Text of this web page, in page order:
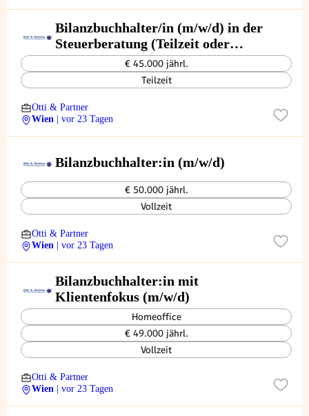
Bilanzbuchhalter/in (m/w/d) in der
Steuerberatung (Teilzeit oder
Vollzeit)
€ 45.000 jährl.
Teilzeit
Otti & Partner
Wien
| vor 23 Tagen
Bilanzbuchhalter:in (m/w/d)
€ 50.000 jährl.
Vollzeit
Otti & Partner
Wien
| vor 23 Tagen
Bilanzbuchhalter:in mit
Klientenfokus (m/w/d)
Homeoffice
€ 49.000 jährl.
Vollzeit
Otti & Partner
Wien
| vor 23 Tagen